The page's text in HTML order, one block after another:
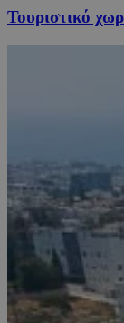
Τουριστικό